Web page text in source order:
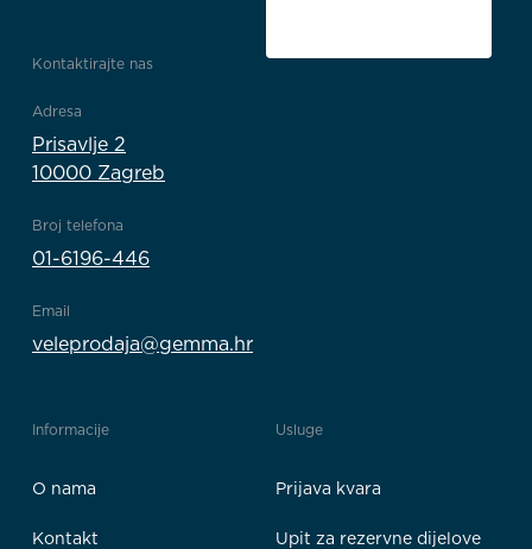
Kontaktirajte nas
Adresa
Prisavlje 2
10000 Zagreb
Broj telefona
01-6196-446
Email
veleprodaja@gemma.hr
Informacije
O nama
Kontakt
Usluge
Prijava kvara
Upit za rezervne dijelove